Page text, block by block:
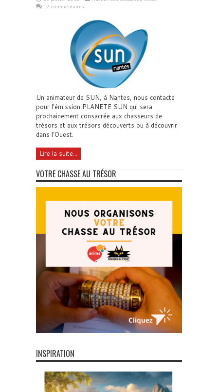
17 commentaires
Un animateur de SUN, à Nantes, nous contacte
pour l'émission PLANETE SUN qui sera
prochainement consacrée aux chasseurs de
trésors et aux trésors découverts ou à découvrir
dans l'Ouest.
Lire la suite...
VOTRE CHASSE AU TRÉSOR
INSPIRATION